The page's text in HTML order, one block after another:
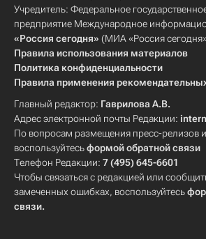
Учредитель: Федеральное
предприятие Международное
«Россия сегодня» (МИА «Россия
Правила использования материалов
Политика конфиденциальности
Правила применения
Главный редактор: Гаврилова А.В.
Адрес электронной почты Редакции:
По вопросам размещения пресс-релизов
воспользуйтесьформой обратной связи
Телефон Редакции: 7 (495) 645-6601
Чтобы связаться с редакцией или
замеченных ошибках, воспользуйтесь
связи.